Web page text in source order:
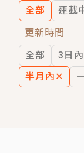
全部
連載
更新時間
全部
3日內
半月內 ✕